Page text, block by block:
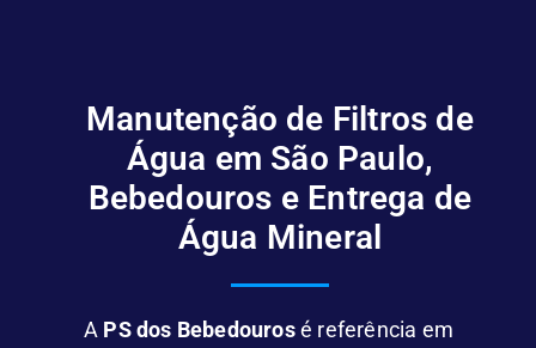
Manutenção de Filtros de
Água em São Paulo,
Bebedouros e Entrega de
Água Mineral
A PS dos Bebedourosé referência em